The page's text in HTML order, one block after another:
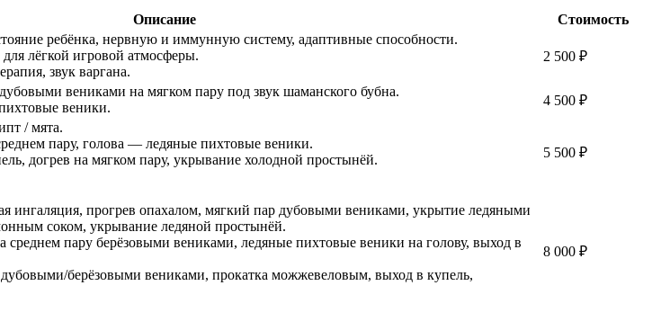
Описание
Стоимость
ребёнка, нервную и иммунную систему, адаптивные способности.
лёгкой игровой атмосферы.
звук варгана.
2 500 ₽
вениками на мягком пару под звук шаманского бубна.
веники. 4 500 ₽
/ мята.
пару, голова — ледяные пихтовые веники.
догрев на мягком пару, укрывание холодной простынёй.
5 500 ₽
ингаляция, прогрев опахалом, мягкий пар дубовыми вениками, укрытие ледяными
соком, укрывание ледяной простынёй.
среднем пару берёзовыми вениками, ледяные пихтовые веники на голову, выход в
дубовыми/берёзовыми вениками, прокатка можжевеловым, выход в купель,
8 000 ₽